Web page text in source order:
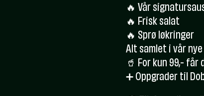
🔥 Vår
🔥 Frisk salat
🔥 Sprø løkringer
Alt samlet i vår
🥤 For kun 99,- får
➕ Oppgrader til